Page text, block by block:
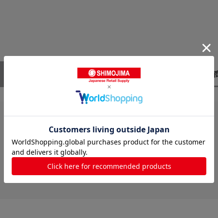
レビューはありません。